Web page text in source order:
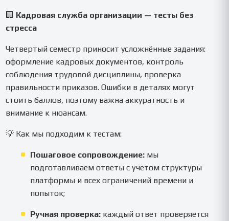
🏢 Кадровая служба организации — тесты без
стресса
Четвертый семестр приносит усложнённые задания:
оформление кадровых документов, контроль
соблюдения трудовой дисциплины, проверка
правильности приказов. Ошибки в деталях могут
стоить баллов, поэтому важна аккуратность и
внимание к нюансам.
💡 Как мы подходим к тестам:
Пошаговое сопровождение: мы
подготавливаем ответы с учётом структуры
платформы и всех ограничений времени и
попыток;
Ручная проверка: каждый ответ проверяется